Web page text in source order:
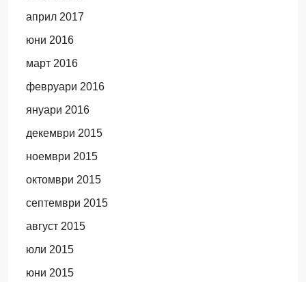
април 2017
юни 2016
март 2016
февруари 2016
януари 2016
декември 2015
ноември 2015
октомври 2015
септември 2015
август 2015
юли 2015
юни 2015